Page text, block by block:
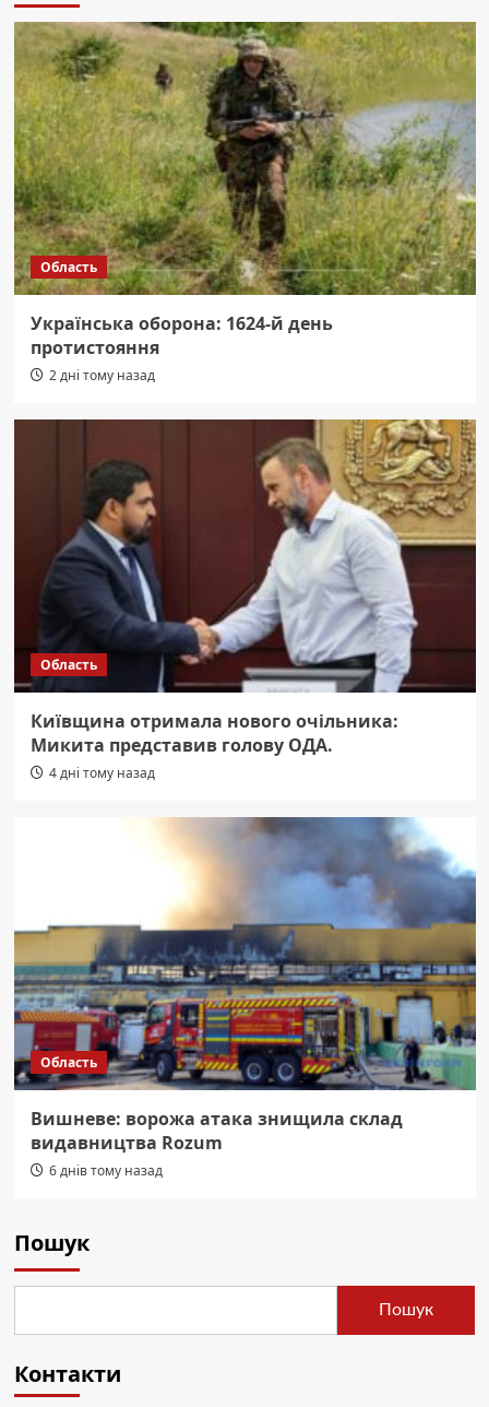
Область
Українська оборона: 1624-й день
протистояння
2 дні тому назад
Область
Київщина отримала нового очільника:
Микита представив голову ОДА.
4 дні тому назад
Область
Вишневе: ворожа атака знищила склад
видавництва Rozum
6 днів тому назад
Пошук
Пошук
Контакти